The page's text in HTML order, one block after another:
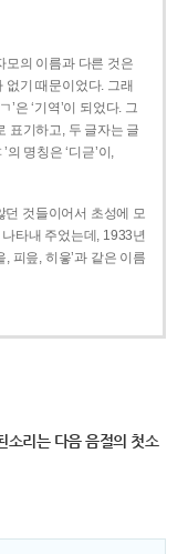
모의 이름과 다른 것은
없기 때문이었다. 그래
’은 ‘기역’이 되었다. 그
표기하고, 두 글자는 글
명칭은 ‘디귿’이,
던 것들이어서 초성에 모
나타내 주었는데, 1933년
, 피읖, 히읗’과 같은 이름
소리는 다음 음절의 첫소